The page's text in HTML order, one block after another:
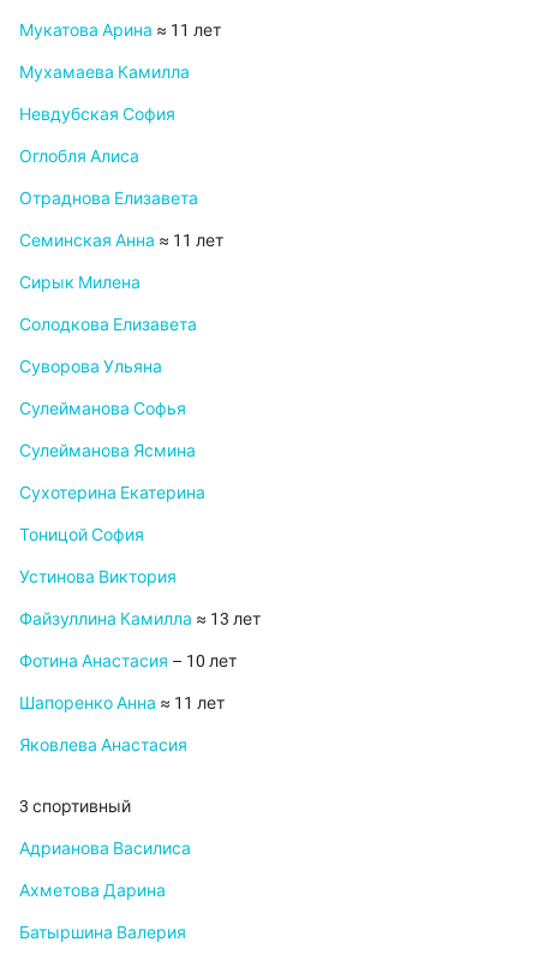
Мукатова Арина ≈ 11 лет
Мухамаева Камилла
Невдубская София
Оглобля Алиса
Отраднова Елизавета
Семинская Анна ≈ 11 лет
Сирык Милена
Солодкова Елизавета
Суворова Ульяна
Сулейманова Софья
Сулейманова Ясмина
Сухотерина Екатерина
Тоницой София
Устинова Виктория
Файзуллина Камилла ≈ 13 лет
Фотина Анастасия – 10 лет
Шапоренко Анна ≈ 11 лет
Яковлева Анастасия
3 спортивный
Адрианова Василиса
Ахметова Дарина
Батыршина Валерия